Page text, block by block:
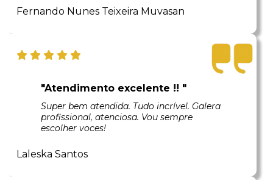
Fernando Nunes Teixeira Muvasan
"Atendimento excelente !! "
Super bem atendida. Tudo incrível. Galera
profissional, atenciosa. Vou sempre
escolher voces!
Laleska Santos